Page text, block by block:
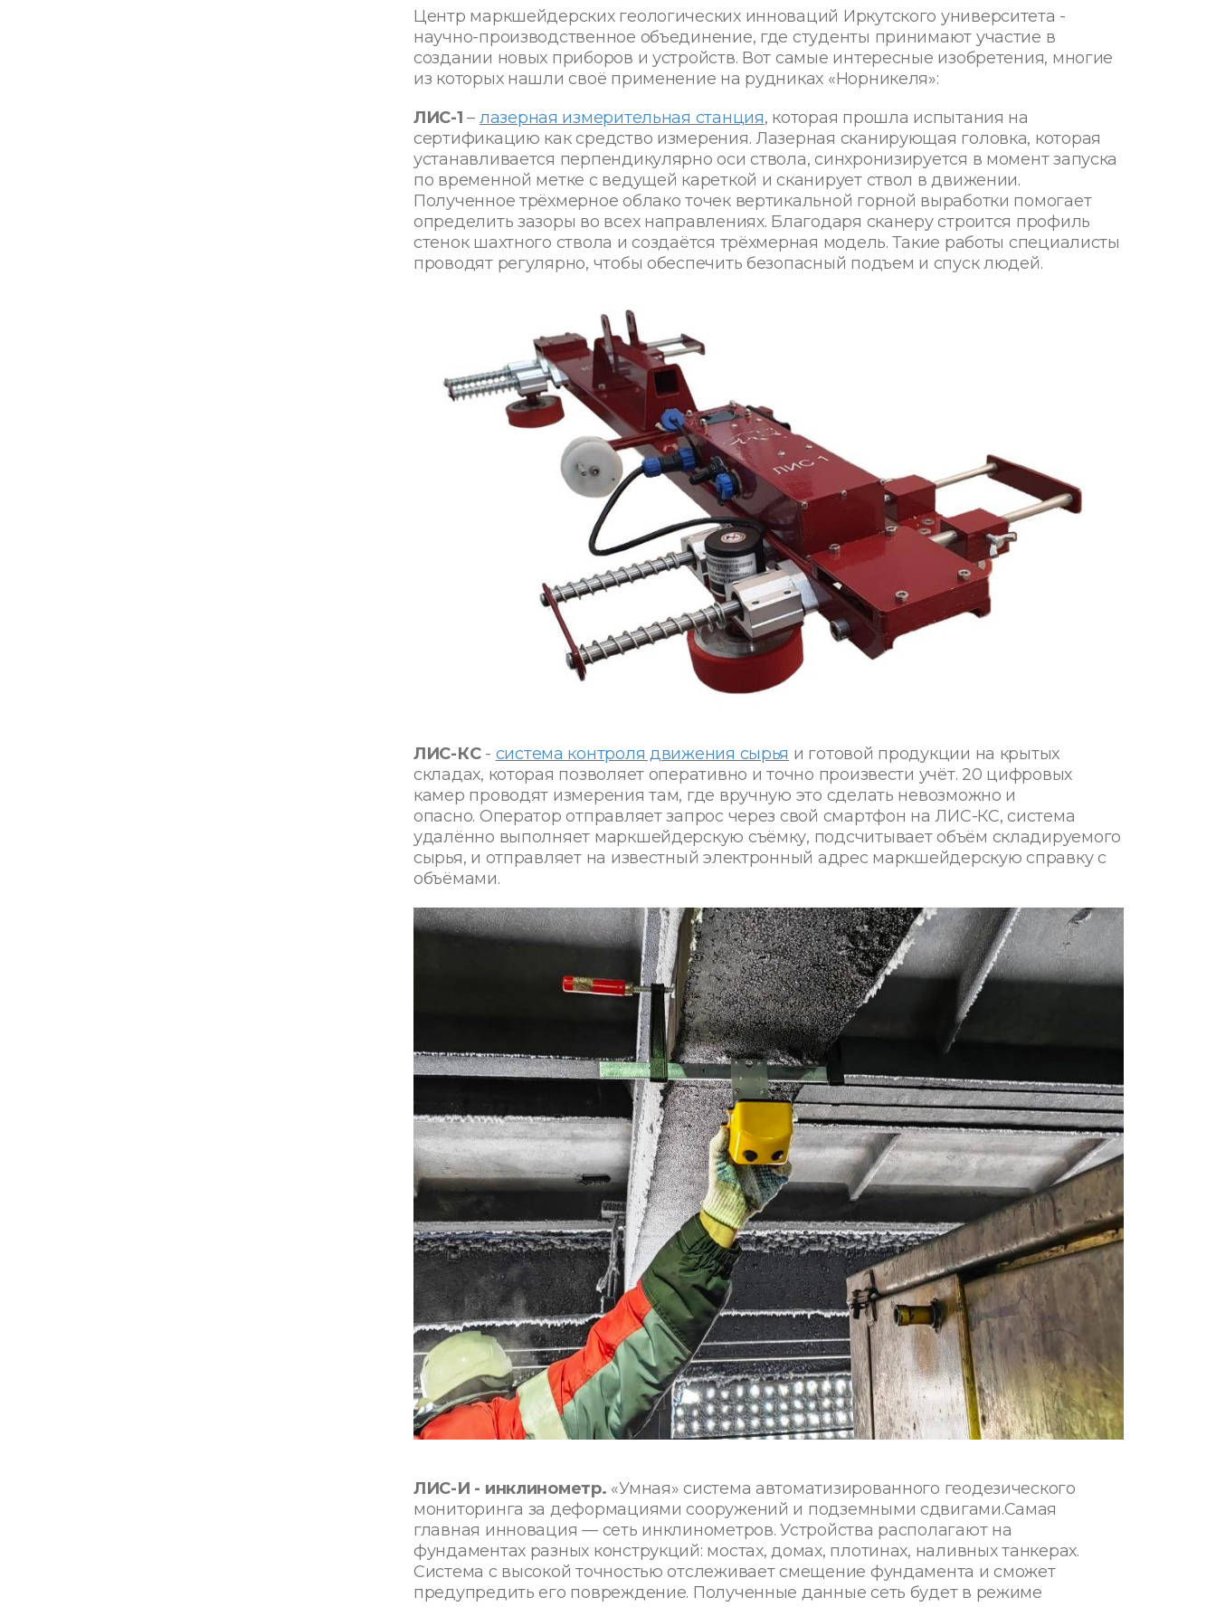
Центр маркшейдерских геологических инноваций Иркутского университета -
научно-производственное объединение, где студенты принимают участие в
создании новых приборов и устройств. Вот самые интересные изобретения, многие
из которых нашли своё применение на рудниках «Норникеля»:
ЛИС-1– лазерная измерительная станция, которая прошла испытания на
сертификацию как средство измерения. Лазерная сканирующая головка, которая
устанавливается перпендикулярно оси ствола, синхронизируется в момент запуска
по временной метке с ведущей кареткой и сканирует ствол в движении.
Полученное трёхмерное облако точек вертикальной горной выработки помогает
определить зазоры во всех направлениях. Благодаря сканеру строится профиль
стенок шахтного ствола и создаётся трёхмерная модель. Такие работы специалисты
проводят регулярно, чтобы обеспечить безопасный подъем и спуск людей.
ЛИС-КС- система контроля движения сырья и готовой продукции на крытых
складах, которая позволяет оперативно и точно произвести учёт. 20 цифровых
камер проводят измерения там, где вручную это сделать невозможно и
опасно. Оператор отправляет запрос через свой смартфон на ЛИС-КС, система
удалённо выполняет маркшейдерскую съёмку, подсчитывает объём складируемого
сырья, и отправляет на известный электронный адрес маркшейдерскую справку с
объёмами.
ЛИС-И - инклинометр. «Умная» система автоматизированного геодезического
мониторинга за деформациями сооружений и подземными сдвигами.Самая
главная инновация — сеть инклинометров. Устройства располагают на
фундаментах разных конструкций: мостах, домах, плотинах, наливных танкерах.
Система с высокой точностью отслеживает смещение фундамента и сможет
предупредить его повреждение. Полученные данные сеть будет в режиме